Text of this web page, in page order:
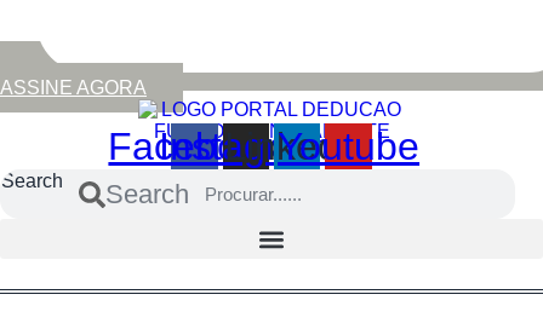
ASSINE AGORA
Facebook
Instagram
Linkedin
Youtube
Search Search